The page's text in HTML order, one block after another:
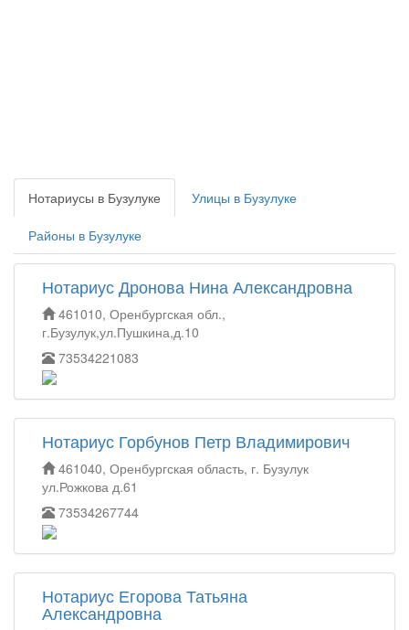
Нотариусы в Бузулуке Улицы в Бузулуке
Районы в Бузулуке
Нотариус Дронова Нина Александровна
461010, Оренбургская обл.,
г.Бузулук,ул.Пушкина,д.10
73534221083
Нотариус Горбунов Петр Владимирович
461040, Оренбургская область, г. Бузулук
ул.Рожкова д.61
73534267744
Нотариус Егорова Татьяна
Александровна